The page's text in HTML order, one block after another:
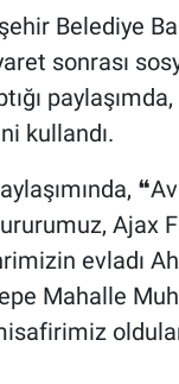
Belediye
sonrası
kullandı.
Ajax
evladı
Mahalle